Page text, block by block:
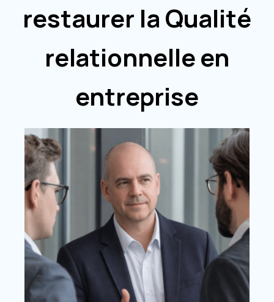
restaurer la Qualité
relationnelle en
entreprise